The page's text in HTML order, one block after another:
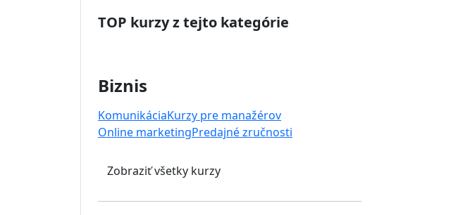
TOP kurzy z tejto kategórie
Biznis
KomunikáciaKurzy pre manažérov
Online marketingPredajné zručnosti
Zobraziť všetky kurzy